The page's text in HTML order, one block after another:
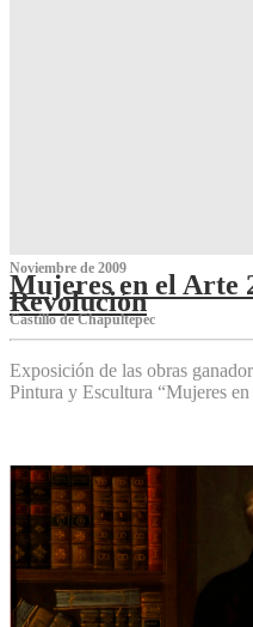
Noviembre de 2009
Mujeres en el Arte
Revolución
Castillo de Chapultepec
Exposición de las obras
Pintura y Escultura “Mujeres